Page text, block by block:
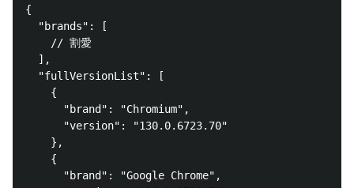
{
  "brands": [
    // 割愛
  ],
  "fullVersionList": [
    {
      "brand": "Chromium",
      "version": "130.0.6723.70"
    },
    {
      "brand": "Google Chrome",